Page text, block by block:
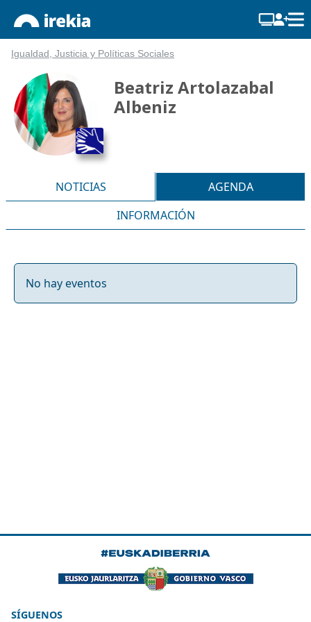
Igualdad, Justicia y Políticas Sociales
Beatriz Artolazabal
Albeniz
NOTICIAS
AGENDA
INFORMACIÓN
No hay eventos
SÍGUENOS